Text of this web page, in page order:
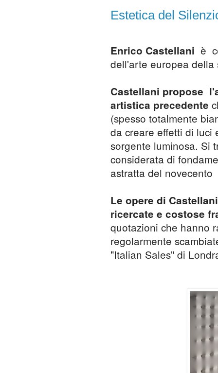
Estetica del
Enrico Castellani è
dell'arte europea della
Castellani propose
artistica precedente
(spesso totalmente
da creare effetti di luci
sorgente luminosa. Si
considerata di
astratta del novecento
Le opere di
ricercate e costose
quotazioni che hanno
regolarmente
"Italian Sales" di